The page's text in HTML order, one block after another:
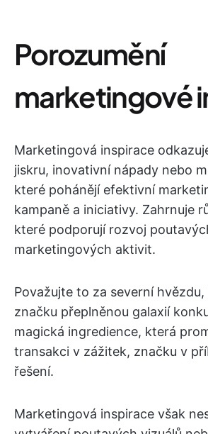
Porozumění
marketingové
Marketingová inspirace
jiskru, inovativní nápady nebo
které pohánějí efektivní
kampaně a iniciativy. Zahrnuje
které podporují rozvoj
marketingových aktivit.
Považujte to za severní
značku přeplněnou galaxií
magická ingredience, která
transakci v zážitek, značku v
řešení.
Marketingová inspirace však